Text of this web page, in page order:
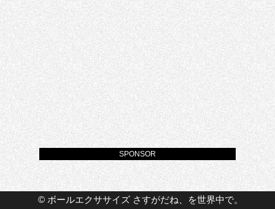
© ボールエクササイズ さすがだね、を世界中で。
SPONSOR